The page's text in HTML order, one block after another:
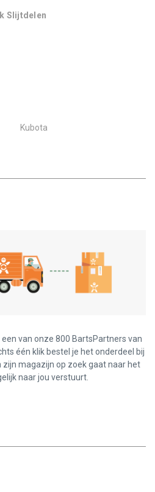
Slijtdelen
Kubota
van onze 800 BartsPartners van
één klik bestel je het onderdeel bij
zijn magazijn op zoek gaat naar het
naar jou verstuurt.